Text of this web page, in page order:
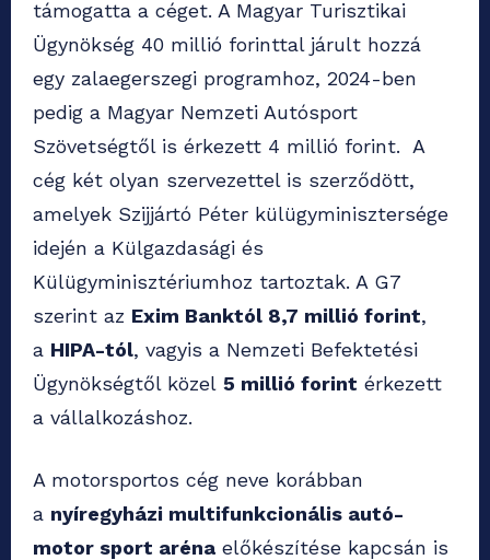
támogatta a céget. A Magyar Turisztikai
Ügynökség 40 millió forinttal járult hozzá
egy zalaegerszegi programhoz, 2024-ben
pedig a Magyar Nemzeti Autósport
Szövetségtől is érkezett 4 millió forint. A
cég két olyan szervezettel is szerződött,
amelyek Szijjártó Péter külügyminisztersége
idején a Külgazdasági és
Külügyminisztériumhoz tartoztak. A G7
szerint az Exim Banktól 8,7 millió forint,
a HIPA-tól, vagyis a Nemzeti Befektetési
Ügynökségtől közel 5 millió forint érkezett
a vállalkozáshoz.
A motorsportos cég neve korábban
a nyíregyházi multifunkcionális autó-
motor sport aréna előkészítése kapcsán is